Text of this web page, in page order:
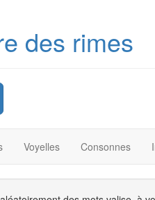
des rimes
Voyelles Consonnes